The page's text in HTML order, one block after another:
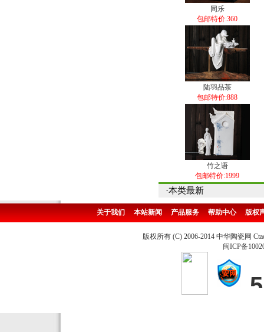
同乐
包邮特价:360
陆羽品茶
包邮特价:888
竹之语
包邮特价:1999
·本类最新
关于我们 本站新闻 产品服务 帮助中心 版权
版权所有 (C) 2006-2014 中华陶瓷网
闽ICP备